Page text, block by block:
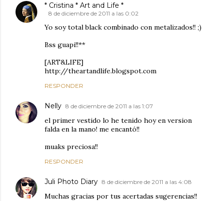
* Cristina * Art and Life *
8 de diciembre de 2011 a las 0:02
Yo soy total black combinado con metalizados!! ;)
Bss guapi!!**
[ART&LIFE]
http://theartandlife.blogspot.com
RESPONDER
Nelly 8 de diciembre de 2011 a las 1:07
el primer vestido lo he tenido hoy en version
falda en la mano! me encantó!!
muaks preciosa!!
RESPONDER
Juli Photo Diary 8 de diciembre de 2011 a las 4:08
Muchas gracias por tus acertadas sugerencias!!